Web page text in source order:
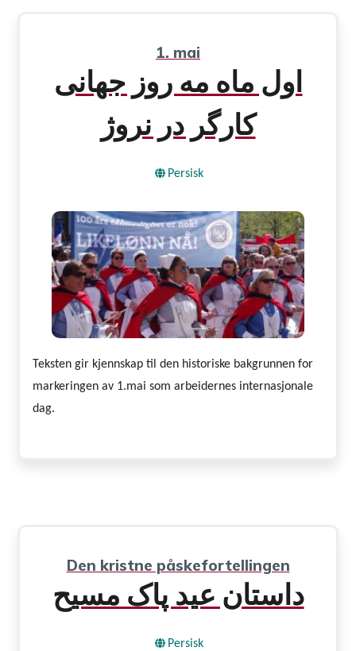
1. mai
اول ماه مه روز جهانی
کارگر در نروژ
Persisk
Teksten gir kjennskap til den historiske bakgrunnen for
markeringen av 1.mai som arbeidernes internasjonale
dag.
Den kristne påskefortellingen
داستان عید پاک مسیح
Persisk